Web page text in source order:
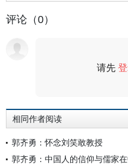
评论（0）
请先
相同作者阅读
郭齐勇：怀念刘笑敢教授
郭齐勇：中国人的信仰与儒家